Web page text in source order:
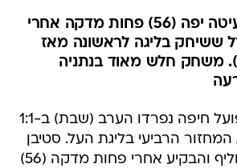
אלפרד כבש בבעיטה יפה (56) פחות מדקה אחרי
ששיחק בליגה לראשונה מאז
איזן (77). משחק חלש מאוד בנתניה
הפועל חדרה והפועל חיפה נפרדו הערב (שבת) ב-1:1
הרביעי בליגת העל. סטיבן
אלפרד נכנס כמחליף והבקיע אחרי פחות מדקה (56)